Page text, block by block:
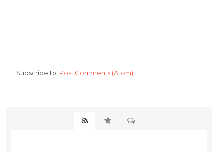
Subscribe to: Post Comments (Atom)